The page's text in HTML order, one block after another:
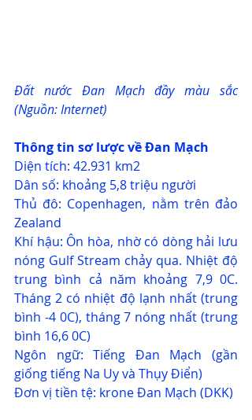
Đất nước Đan Mạch đầy màu sắc
(Nguồn: Internet)
Thông tin sơ lược về Đan Mạch
Diện tích: 42.931 km2
Dân số: khoảng 5,8 triệu người
Thủ đô: Copenhagen, nằm trên đảo
Zealand
Khí hậu: Ôn hòa, nhờ có dòng hải lưu
nóng Gulf Stream chảy qua. Nhiệt độ
trung bình cả năm khoảng 7,9 0C.
Tháng 2 có nhiệt độ lạnh nhất (trung
bình -4 0C), tháng 7 nóng nhất (trung
bình 16,6 0C)
Ngôn ngữ: Tiếng Đan Mạch (gần
giống tiếng Na Uy và Thụy Điển)
Đơn vị tiền tệ: krone Đan Mạch (DKK)